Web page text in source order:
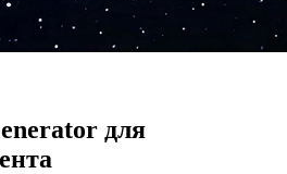
для